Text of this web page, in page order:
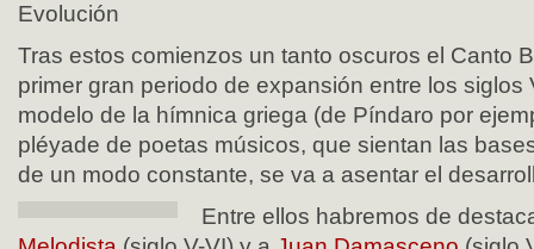
Evolución
Tras estos comienzos un tanto oscuros el Canto
primer gran periodo de expansión entre los siglos
modelo de la hímnica griega (de Píndaro por
pléyade de poetas músicos, que sientan las
de un modo constante, se va a asentar el
Entre ellos habremos de